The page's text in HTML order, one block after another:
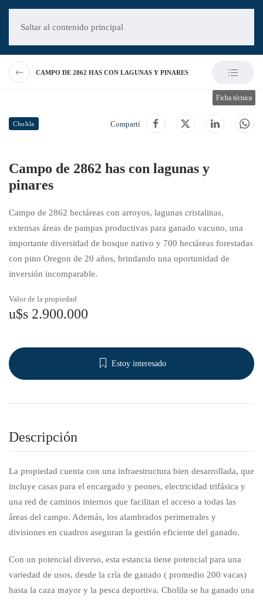
Saltar al contenido principal
CAMPO DE 2862 HAS CON LAGUNAS Y PINARES
Cholila Compartí
Campo de 2862 has con lagunas y
pinares
Campo de 2862 hectáreas con arroyos, lagunas cristalinas,
extensas áreas de pampas productivas para ganado vacuno, una
importante diversidad de bosque nativo y 700 hectáreas forestadas
con pino Oregon de 20 años, brindando una oportunidad de
inversión incomparable.
Valor de la propiedad
u$s 2.900.000
Estoy interesado
Descripción
La propiedad cuenta con una infraestructura bien desarrollada, que
incluye casas para el encargado y peones, electricidad trifásica y
una red de caminos internos que facilitan el acceso a todas las
áreas del campo. Además, los alambrados perimetrales y
divisiones en cuadros aseguran la gestión eficiente del ganado.
Con un potencial diverso, esta estancia tiene potencial para una
variedad de usos, desde la cría de ganado ( promedio 200 vacas)
hasta la caza mayor y la pesca deportiva. Cholila se ha ganado una
Ficha técnica